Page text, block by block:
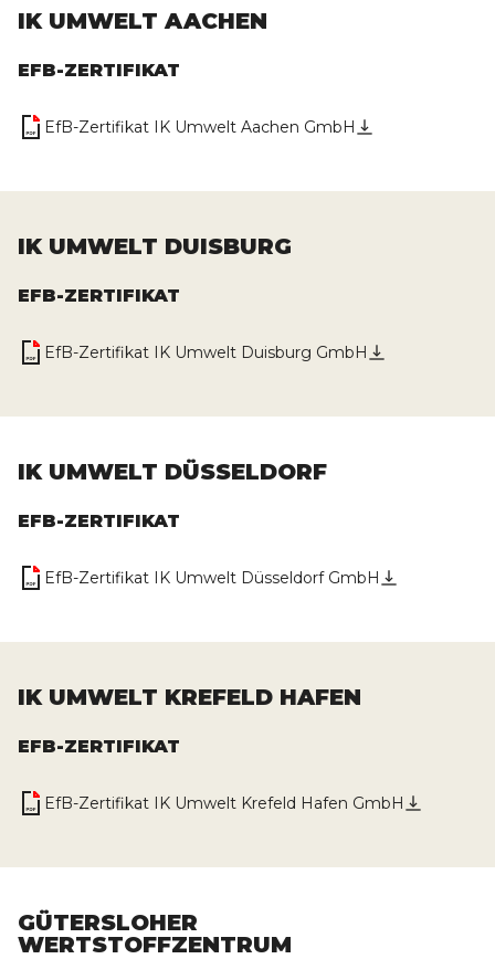
IK UMWELT AACHEN
EFB-ZERTIFIKAT
EfB-Zertifikat IK Umwelt Aachen GmbH
IK UMWELT DUISBURG
EFB-ZERTIFIKAT
EfB-Zertifikat IK Umwelt Duisburg GmbH
IK UMWELT DÜSSELDORF
EFB-ZERTIFIKAT
EfB-Zertifikat IK Umwelt Düsseldorf GmbH
IK UMWELT KREFELD HAFEN
EFB-ZERTIFIKAT
EfB-Zertifikat IK Umwelt Krefeld Hafen GmbH
GÜTERSLOHER
WERTSTOFFZENTRUM